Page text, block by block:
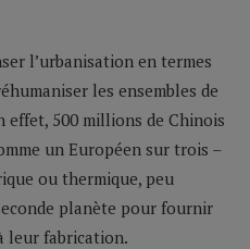
l’urbanisation en termes
les ensembles de
effet, 500 millions de Chinois
un Européen sur trois –
ou thermique, peu
planète pour fournir
leur fabrication.